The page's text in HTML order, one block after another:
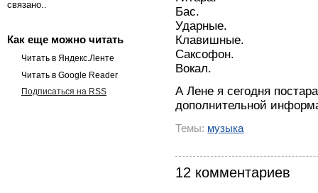
связано..
Как еще можно читать
Читать в Яндекс.Ленте
Читать в Google Reader
Подписаться на RSS
Бас.
Ударные.
Клавишные.
Саксофон.
Вокал.
А Лене я сегодня
дополнительной
Темы: музыка
12 комментариев